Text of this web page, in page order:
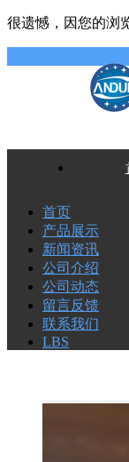
很遗憾，因您的浏
首页
产品展示
新闻资讯
公司介绍
公司动态
留言反馈
联系我们
LBS